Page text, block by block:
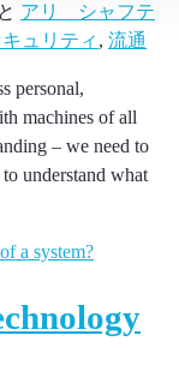
と アリ シャフテ
ュリティ , 流通
personal,
machines of all
– we need to
understand what